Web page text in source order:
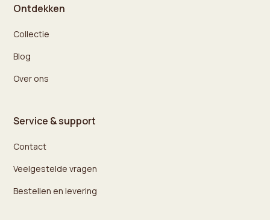
Ontdekken
Collectie
Blog
Over ons
Service & support
Contact
Veelgestelde vragen
Bestellen en levering